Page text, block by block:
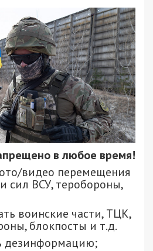
в любое время!
видео перемещения
сил ВСУ, теробороны,
воинские части, ТЦК,
блокпосты и т.д.
дезинформацию;